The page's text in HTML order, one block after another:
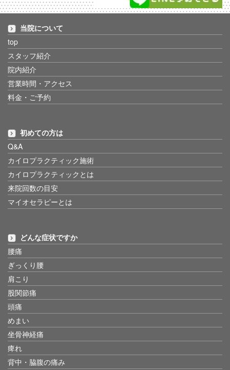
当院について
top
スタッフ紹介
院内紹介
営業時間・アクセス
料金・ご予約
初めての方は
Q&A
カイロプラクティック施術
カイロプラクティックとは
来院回数の目安
マイオセラピーとは
どんな症状ですか
腰痛
ぎっくり腰
肩こり
股関節痛
頭痛
めまい
坐骨神経痛
痺れ
背中・脇腹の痛み